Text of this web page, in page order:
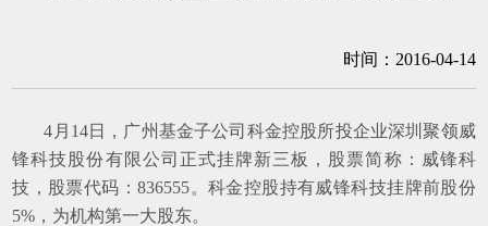
时间：2016-04-14
4 月 14日，广州基金子公司科金控股所投企业深圳聚领威
锋科技股份有限公司正式挂牌新三板，股票简称：威锋科
技，股票代码：836555。科金控股持有威锋科技挂牌前股份
5% ，为机构第一大股东。